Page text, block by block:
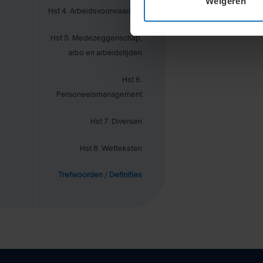
Hst 4. Arbeidsvoorwaarden
Hst 5. Medezeggenschap,
arbo en arbeidstijden
Hst 6.
Personeelsmanagement
Hst 7. Diversen
Hst 8. Wetteksten
Trefwoorden / Definities
1.7.2.